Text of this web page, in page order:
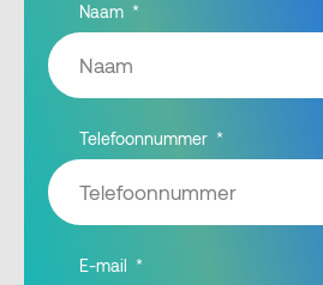
Naam
Telefoonnummer
E-mail